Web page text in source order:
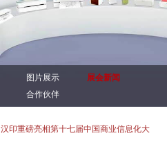
图片展示
展会新闻
合作伙伴
汉印重磅亮相第十七届中国商业信息化大